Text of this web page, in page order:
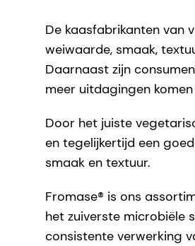
De kaasfabrikanten van
weiwaarde, smaak,
Daarnaast zijn
meer uitdagingen
Door het juiste
en tegelijkertijd een
smaak en textuur.
Fromase® is ons
het zuiverste microbiële
consistente verwerking